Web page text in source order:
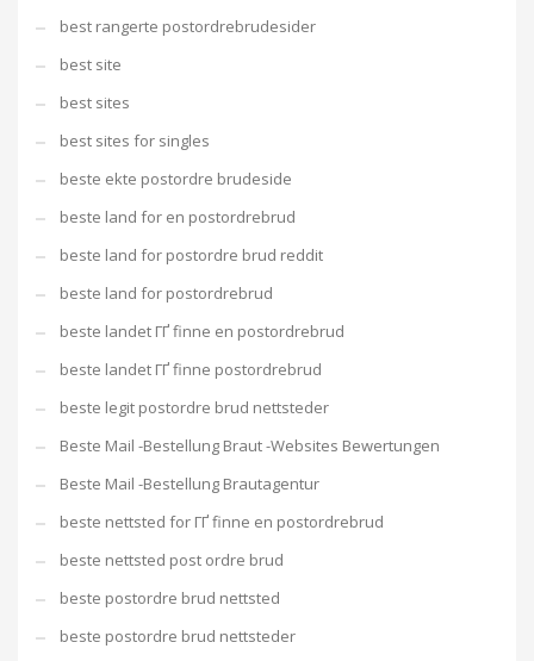
best rangerte postordrebrudesider
best site
best sites
best sites for singles
beste ekte postordre brudeside
beste land for en postordrebrud
beste land for postordre brud reddit
beste land for postordrebrud
beste landet ГҐ finne en postordrebrud
beste landet ГҐ finne postordrebrud
beste legit postordre brud nettsteder
Beste Mail -Bestellung Braut -Websites Bewertungen
Beste Mail -Bestellung Brautagentur
beste nettsted for ГҐ finne en postordrebrud
beste nettsted post ordre brud
beste postordre brud nettsted
beste postordre brud nettsteder